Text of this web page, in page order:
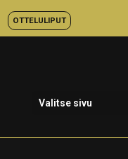
OTTELULIPUT
Valitse sivu